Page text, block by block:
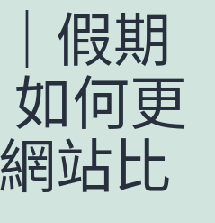
假期
何更
站比